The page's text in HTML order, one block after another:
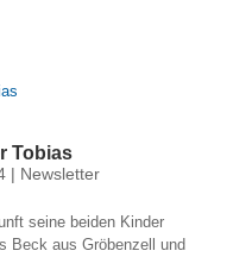
Tobias
| Newsletter
seine beiden Kinder
Beck aus Gröbenzell und